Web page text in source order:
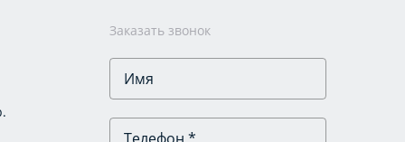
Заказать звонок